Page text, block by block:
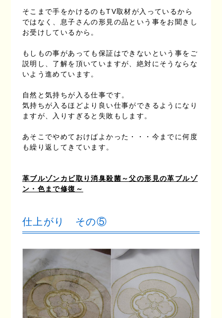
そこまで手をかけるのもTV取材が入っているから
ではなく、息子さんの形見の品という事をお聞きし
お受けしているから。
もしもの事があっても保証はできないという事をご
説明し、了解を頂いていますが、絶対にそうならな
いよう進めています。
自然と気持ちが入る仕事です。
気持ちが入るほどより良い仕事ができるようになり
ますが、入りすぎると失敗もします。
あそこでやめておけばよかった・・・今までに何度
も繰り返してきています。
革ブルゾンカビ取り消臭殺菌～父の形見の革ブルゾ
ン・色まで修復～
仕上がり その⑤